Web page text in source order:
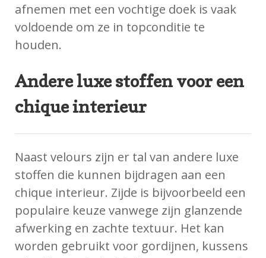
afnemen met een vochtige doek is vaak
voldoende om ze in topconditie te
houden.
Andere luxe stoffen voor een
chique interieur
Naast velours zijn er tal van andere luxe
stoffen die kunnen bijdragen aan een
chique interieur. Zijde is bijvoorbeeld een
populaire keuze vanwege zijn glanzende
afwerking en zachte textuur. Het kan
worden gebruikt voor gordijnen, kussens